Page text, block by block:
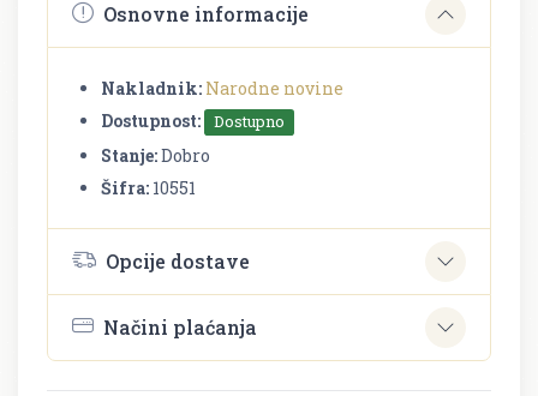
Osnovne informacije
Nakladnik: Narodne novine
Dostupnost:
Dostupno
Stanje:Dobro
Šifra: 10551
Opcije dostave
Načini plaćanja